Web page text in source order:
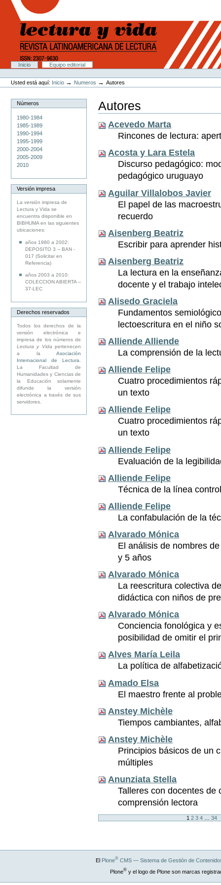
Cambiar
contenido.
navegación
Secciones
Inicio
Equipo editorial
Herramientas
Personales
Usted está aquí: Inicio → Numeros →Autores
Números
1980-1984
1985-1989
1990-1994
1995-1999
2000-2004
2005-2009
2010
Versión impresa
La versión impresa de
Lectura y Vida se
encuentra disponible en
BIBHUMA en las siguientes
ubicaciones:
años 1980 a 2002:
DEPOSITO 3 -- BAN -
017 (Solicitar en
Referencia)
años 2003 a 2010:
COLECCION ABIERTA --
37-LEC
Derechos reservados
Todos los derechos de la
versión electrónica e
impresa de los números de
Lectura y Vida pertenecen
a la Asociación
Internacional de Lectura
La Facultad de
Humanidades y Ciencias de
la Educación solamente
difunde la versión
electrónica a través de sus
servidores.
Autores
Acevedo Marta
Rincones de lectura:
Acosta y Lara Estela
Discurso pedagógico:
pedagógico uruguayo
Aguilar Villalobos Javier
El papel de las
recuerdo
Aisenberg Beatriz
Escribir para aprender
Aisenberg Beatriz
La lectura en la
docente y el trabajo
Alisedo Graciela
Fundamentos
lectoescritura en el niño
Alliende Alliende
La comprensión de la
Alliende Felipe
Cuatro procedimientos
un texto
Alliende Felipe
Cuatro procedimientos
un texto
Alliende Felipe
Evaluación de la
Alliende Felipe
Técnica de la línea
Alliende Felipe
La confabulación de la
Alvarado Mónica
El análisis de nombres
y 5 años
Alvarado Mónica
La reescritura colectiva
didáctica con niños de
Alvarado Mónica
Conciencia fonológica y
posibilidad de omitir el
Alves María Leila
La política de
Amado Elsa
El maestro frente al
Anstey Michèle
Tiempos cambiantes,
Anstey Michèle
Principios básicos de un
múltiples
Anunziata Stella
Talleres con docentes de
comprensión lectora
1 2 3 4 34
El Plone®CMS — Sistema de Gestión de
Plone®y el logo de Plone son marcas